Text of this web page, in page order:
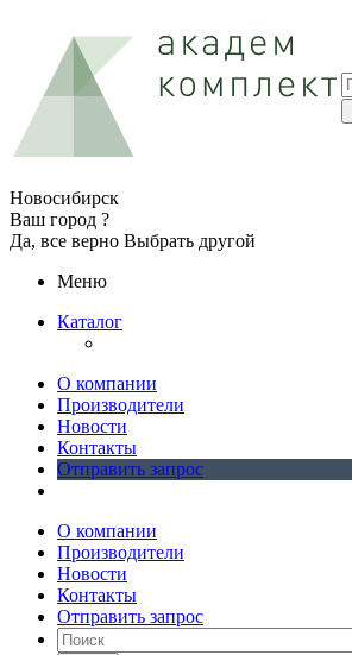
Новосибирск
Ваш город ?
Да, все верно Выбрать другой
Меню
Каталог
О компании
Производители
Новости
Контакты
Отправить запрос
О компании
Производители
Новости
Контакты
Отправить запрос